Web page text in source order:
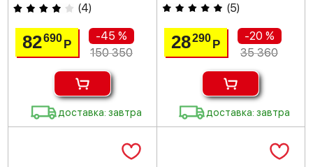
(4)
82690Р
-45 %
150 350
доставка: завтра
(5)
28290 Р
-20 %
35 360
доставка: завтра